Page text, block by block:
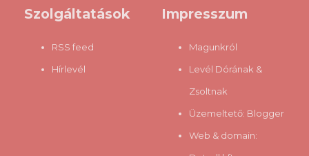
Szolgáltatások
RSS feed
Hírlevél
Impresszum
Magunkról
Levél Dórának &
Zsoltnak
Üzemeltető: Blogger
Web & domain: